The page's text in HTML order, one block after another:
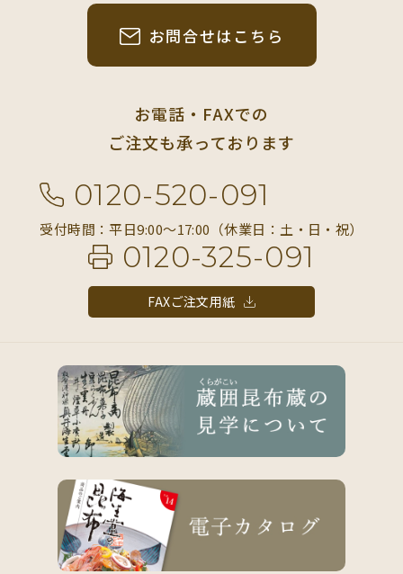
お問合せはこちら
お電話・FAXでの
ご注文も承っております
0120-520-091
受付時間：平日9:00〜17:00（休業日：土・日・祝）
0120-325-091
FAXご注文用紙